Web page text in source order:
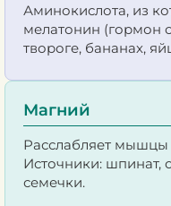
Аминокислота, из
мелатонин (гормон
твороге, бананах,
Магний
Расслабляет мышцы
Источники: шпинат,
семечки.